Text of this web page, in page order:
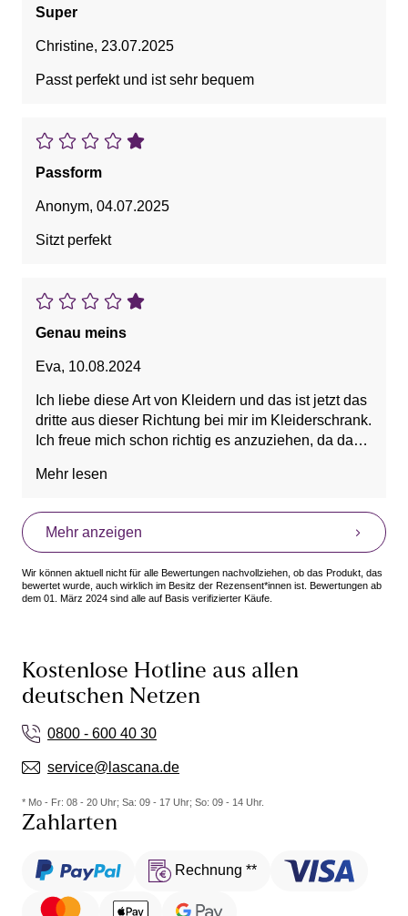
Super
Christine, 23.07.2025
Passt perfekt und ist sehr bequem
Passform
Anonym, 04.07.2025
Sitzt perfekt
Genau meins
Eva, 10.08.2024
Ich liebe diese Art von Kleidern und das ist jetzt das
dritte aus dieser Richtung bei mir im Kleiderschrank.
Ich freue mich schon richtig es anzuziehen, da das
warmen Temperaturen.
Mehr lesen
Mehr anzeigen
Wir können aktuell nicht für alle Bewertungen nachvollziehen, ob das Produkt, das
bewertet wurde, auch wirklich im Besitz der Rezensent*innen ist. Bewertungen ab
dem 01. März 2024 sind alle auf Basis verifizierter Käufe.
Kostenlose Hotline aus allen
deutschen Netzen
0800 - 600 40 30
service@lascana.de
* Mo - Fr: 08 - 20 Uhr; Sa: 09 - 17 Uhr; So: 09 - 14 Uhr.
Zahlarten
Rechnung **